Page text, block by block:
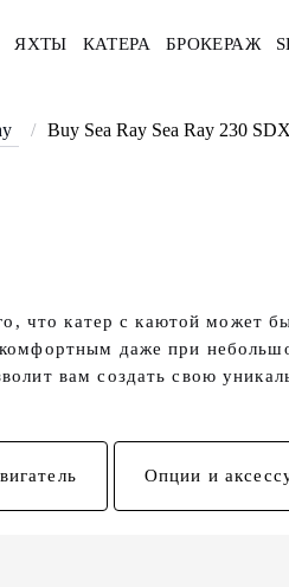
ЯХТЫ КАТЕРА БРОКЕРАЖ
/ Buy Sea Ray Sea Ray 230
что катер с каютой может
даже при
вам создать свою
Опции и